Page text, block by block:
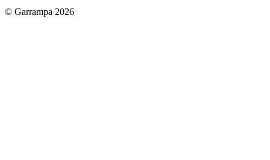
© Garrampa 2026